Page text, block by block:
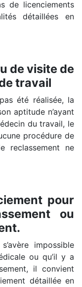
de licenciements
détaillées en
de visite de
travail
été réalisée, la
aptitude n’ayant
du travail, le
procédure de
reclassement ne
pour
ou
impossible
ou qu’il y a
il convient
détaillée en